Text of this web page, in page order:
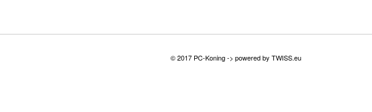
© 2017 PC-Koning -> powered by TWISS.eu